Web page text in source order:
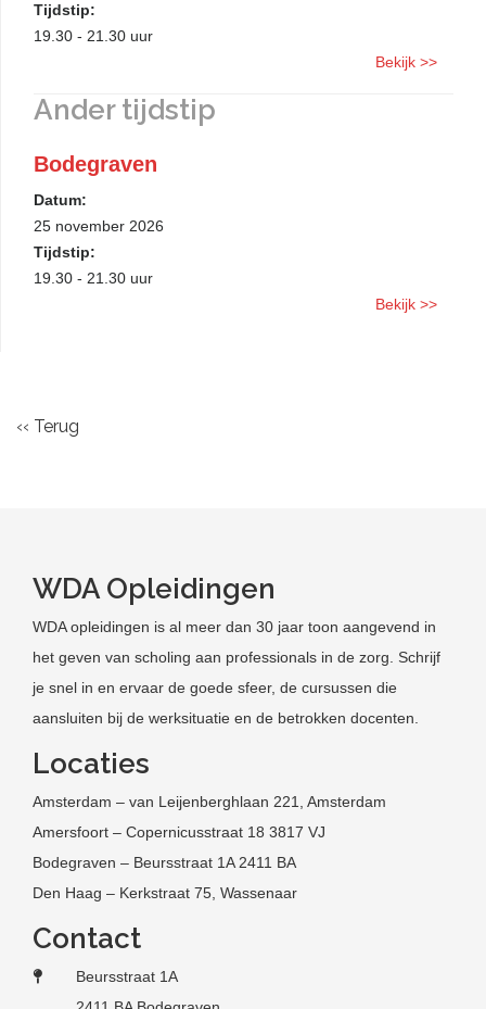
Tijdstip:
19.30 - 21.30 uur
Bekijk >>
Ander tijdstip
Bodegraven
Datum:
25 november 2026
Tijdstip:
19.30 - 21.30 uur
Bekijk >>
‹‹ Terug
WDA Opleidingen
WDA opleidingen is al meer dan 30 jaar toon aangevend in
het geven van scholing aan professionals in de zorg. Schrijf
je snel in en ervaar de goede sfeer, de cursussen die
aansluiten bij de werksituatie en de betrokken docenten.
Locaties
Amsterdam – van Leijenberghlaan 221, Amsterdam
Amersfoort – Copernicusstraat 18 3817 VJ
Bodegraven – Beursstraat 1A 2411 BA
Den Haag – Kerkstraat 75, Wassenaar
Contact
Beursstraat 1A